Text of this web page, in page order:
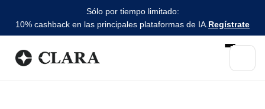
Sólo por tiempo limitado:
10% cashback en las principales plataformas de IA. Regístrate